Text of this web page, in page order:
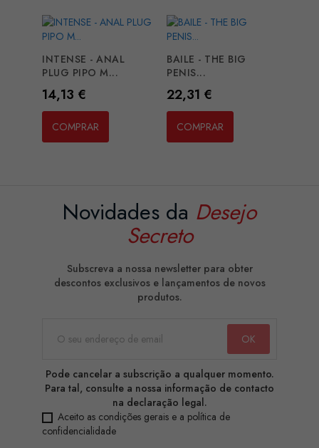
INTENSE - ANAL
PLUG PIPO M...
Preço
14,13 €
COMPRAR
BAILE - THE BIG
PENIS...
Preço
22,31 €
COMPRAR
Novidades da Desejo
Secreto
Subscreva a nossa newsletter para obter
descontos exclusivos e lançamentos de novos
produtos.
Pode cancelar a subscrição a qualquer momento.
Para tal, consulte a nossa informação de contacto
na declaração legal.
Aceito as condições gerais e a política de
confidencialidade